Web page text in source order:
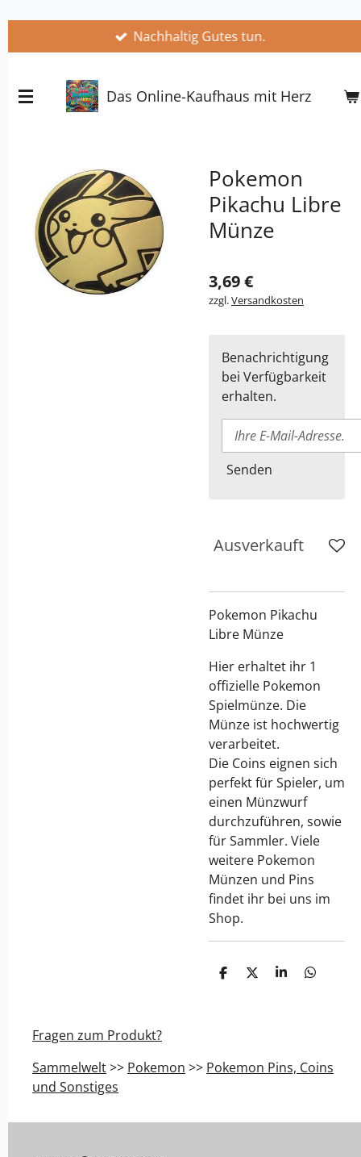
springen
Nachhaltig Gutes tun.
Das Online-Kaufhaus mit Herz
Pokemon
Pikachu Libre
Münze
3,69 €
zzgl.Versandkosten
Benachrichtigung
bei Verfügbarkeit
erhalten.
Senden
Ausverkauft
Pokemon Pikachu
Libre Münze
Hier erhaltet ihr 1
offizielle Pokemon
Spielmünze. Die
Münze ist hochwertig
verarbeitet.
Die Coins eignen sich
perfekt für Spieler, um
einen Münzwurf
durchzuführen, sowie
für Sammler. Viele
weitere Pokemon
Münzen und Pins
findet ihr bei uns im
Shop.
T
T
T
T
Fragen zum Produkt?
Sammelwelt>> Pokemon >> Pokemon Pins, Coins
und Sonstiges